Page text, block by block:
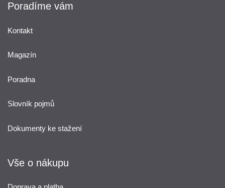
Poradíme vám
Kontakt
Magazín
Poradna
Slovník pojmů
Dokumenty ke stažení
Vše o nákupu